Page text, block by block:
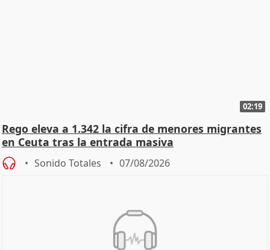
02:19
Rego eleva a 1.342 la cifra de menores migrantes
en Ceuta tras la entrada masiva
Sonido Totales 07/08/2026